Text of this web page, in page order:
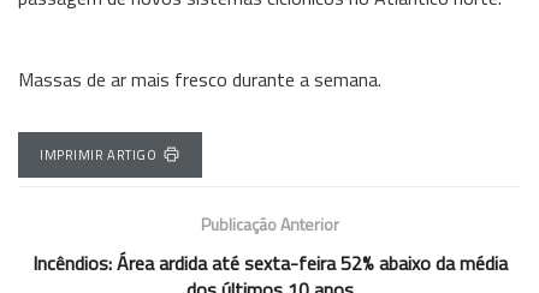
Massas de ar mais fresco durante a semana.
IMPRIMIR ARTIGO
Publicação Anterior
Incêndios: Área ardida até sexta-feira 52% abaixo da média